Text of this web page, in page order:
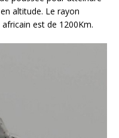
altitude. Le rayon
est de 1200Km.